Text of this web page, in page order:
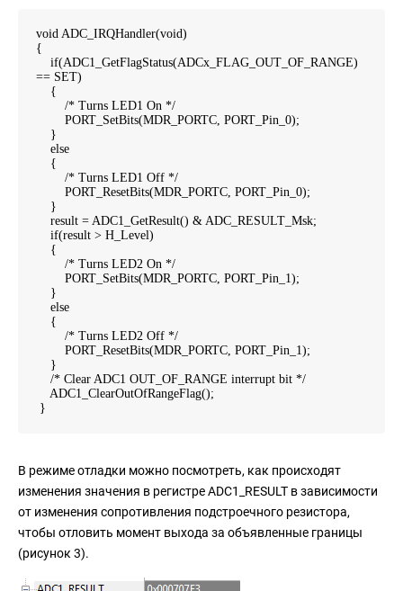
void ADC_IRQHandler(void)
{
if(ADC1_GetFlagStatus(ADCx_FLAG_OUT_OF_RANGE)
== SET)
{
/* Turns LED1 On */
PORT_SetBits(MDR_PORTC, PORT_Pin_0);
}
else
{
/* Turns LED1 Off */
PORT_ResetBits(MDR_PORTC, PORT_Pin_0);
}
result = ADC1_GetResult() & ADC_RESULT_Msk;
if(result > H_Level)
{
/* Turns LED2 On */
PORT_SetBits(MDR_PORTC, PORT_Pin_1);
}
else
{
/* Turns LED2 Off */
PORT_ResetBits(MDR_PORTC, PORT_Pin_1);
}
/* Clear ADC1 OUT_OF_RANGE interrupt bit */
ADC1_ClearOutOfRangeFlag();
}
В режиме отладки можно посмотреть, как происходят
изменения значения в регистре ADC1_RESULT в зависимости
от изменения сопротивления подстроечного резистора,
чтобы отловить момент выхода за объявленные границы
(рисунок 3).